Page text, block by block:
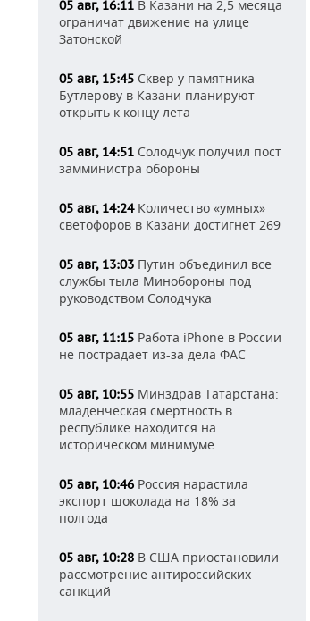
05 авг, 16:11 В Казани на 2,5 месяца
ограничат движение на улице
Затонской
05 авг, 15:45 Сквер у памятника
Бутлерову в Казани планируют
открыть к концу лета
05 авг, 14:51 Солодчук получил пост
замминистра обороны
05 авг, 14:24Количество «умных»
светофоров в Казани достигнет 269
05 авг, 13:03 Путин объединил все
службы тыла Минобороны под
руководством Солодчука
05 авг, 11:15 Работа iPhone в России
не пострадает из-за дела ФАС
05 авг, 10:55 Минздрав Татарстана:
младенческая смертность в
республике находится на
историческом минимуме
05 авг, 10:46 Россия нарастила
экспорт шоколада на 18% за
полгода
05 авг, 10:28 В США приостановили
рассмотрение антироссийских
санкций